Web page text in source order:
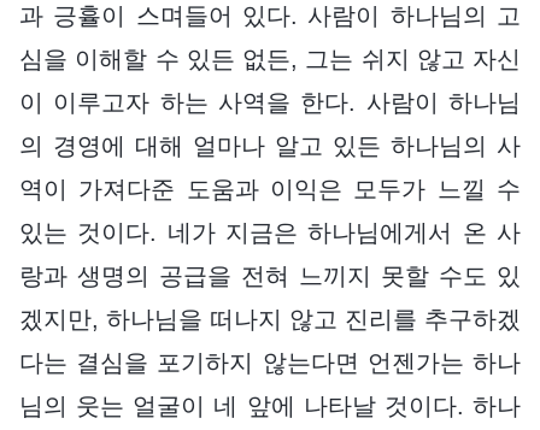
과 긍휼이 스며들어 있다. 사람이 하나님의 고
심을 이해할 수 있든 없든, 그는 쉬지 않고 자신
이 이루고자 하는 사역을 한다. 사람이 하나님
의 경영에 대해 얼마나 알고 있든 하나님의 사
역이 가져다준 도움과 이익은 모두가 느낄 수
있는 것이다. 네가 지금은 하나님에게서 온 사
랑과 생명의 공급을 전혀 느끼지 못할 수도 있
겠지만, 하나님을 떠나지 않고 진리를 추구하겠
다는 결심을 포기하지 않는다면 언젠가는 하나
님의 웃는 얼굴이 네 앞에 나타날 것이다. 하나